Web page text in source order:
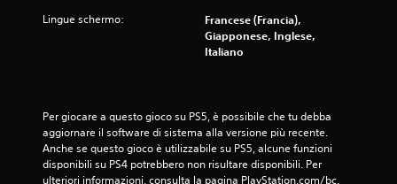
e
d
a
Lingue schermo:
Francese (Francia),
Giapponese, Inglese,
Italiano
Per giocare a questo gioco su PS5, è possibile che tu debba
aggiornare il software di sistema alla versione più recente.
Anche se questo gioco è utilizzabile su PS5, alcune funzioni
disponibili su PS4 potrebbero non risultare disponibili. Per
ulteriori informazioni, consulta la pagina PlayStation.com/bc.